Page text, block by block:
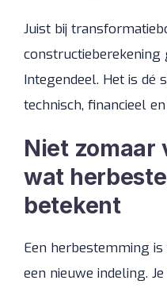
Juist bij
constructieberekening
Integendeel. Het is dé
technisch, financieel
Niet zomaar
wat
betekent
Een herbestemming
een nieuwe indeling.